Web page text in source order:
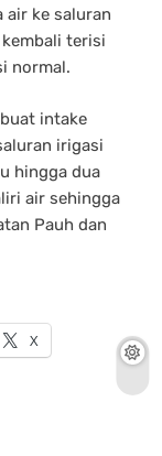
air ke saluran
terisi
normal.
intake
irigasi
hingga dua
air sehingga
Pauh dan
X